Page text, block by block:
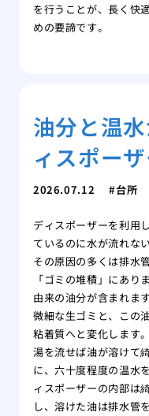
を行うことが、長く快
めの要諦です。
油分と温
ィスポー
2026.07.12 台所
ディスポーザーを利用
ているのに水が流れな
その原因の多くは排水
「ゴミの堆積」にあ
由来の油分が含まれま
微細な生ゴミと、この
粘着質へと変化します
湯を流せば油が溶けて
に、六十度程度の温水
ィスポーザーの内部は
し、溶けた油は排水管